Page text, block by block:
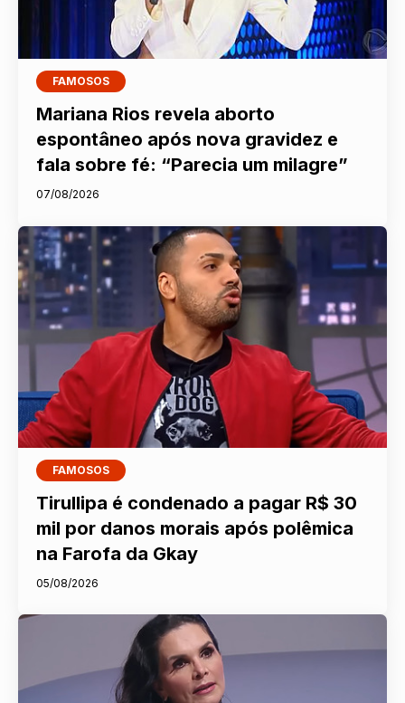
FAMOSOS
Mariana Rios revela aborto
espontâneo após nova gravidez e
fala sobre fé: “Parecia um milagre”
07/08/2026
FAMOSOS
Tirullipa é condenado a pagar R$ 30
mil por danos morais após polêmica
na Farofa da Gkay
05/08/2026